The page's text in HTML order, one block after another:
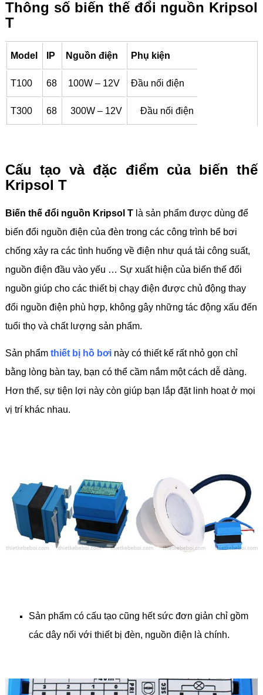
Thông số biến thế đổi nguồn Kripsol
T
Model IP Nguồn điện Phụ kiện
T100 68 100W – 12V Đầu nối điện
T300 68 300W – 12V Đầu nối điện
Cấu tạo và đặc điểm của biến thế
Kripsol T
Biến thế đổi nguồn Kripsol Tlà sản phẩm được dùng để
biến đổi nguồn điện của đèn trong các công trình bể bơi
chống xảy ra các tình huống về điện như quá tải công suất,
nguồn điện đầu vào yếu … Sự xuất hiện của biến thế đổi
nguồn giúp cho các thiết bị chạy điện được chủ động thay
đổi nguồn điện phù hợp, không gây những tác động xấu đến
tuổi thọ và chất lượng sản phẩm.
Sản phẩm thiết bị hồ bơinày có thiết kế rất nhỏ gọn chỉ
bằng lòng bàn tay, bạn có thể cầm nắm một cách dễ dàng.
Hơn thế, sự tiện lợi này còn giúp bạn lắp đặt linh hoạt ở mọi
vị trí khác nhau.
Sản phẩm có cấu tạo cũng hết sức đơn giản chỉ gồm
các dây nối với thiết bị đèn, nguồn điện là chính.